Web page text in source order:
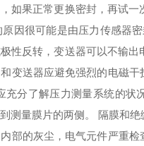
如果正常更换密封，再试
因很可能是由压力传感器
性反转，变送器可以不输
变送器应避免强烈的电磁
分了解压力测量系统的状
测量膜片的两侧。 隔膜和
部的灰尘，电气元件严重